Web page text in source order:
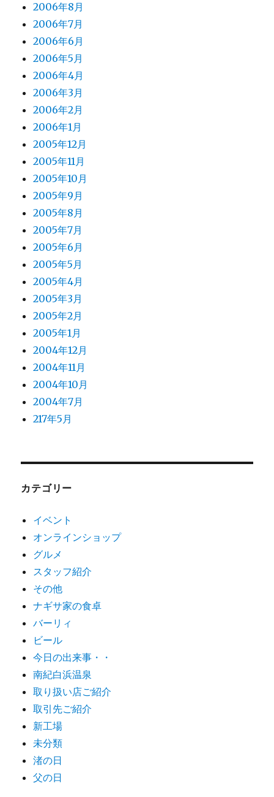
2006年8月
2006年7月
2006年6月
2006年5月
2006年4月
2006年3月
2006年2月
2006年1月
2005年12月
2005年11月
2005年10月
2005年9月
2005年8月
2005年7月
2005年6月
2005年5月
2005年4月
2005年3月
2005年2月
2005年1月
2004年12月
2004年11月
2004年10月
2004年7月
217年5月
カテゴリー
イベント
オンラインショップ
グルメ
スタッフ紹介
その他
ナギサ家の食卓
バーリィ
ビール
今日の出来事・・
南紀白浜温泉
取り扱い店ご紹介
取引先ご紹介
新工場
未分類
渚の日
父の日